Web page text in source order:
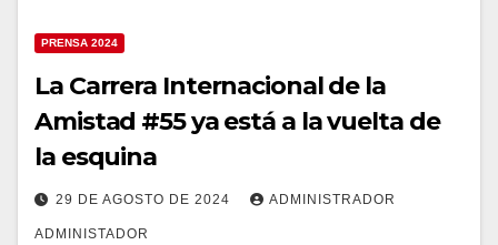
PRENSA 2024
La Carrera Internacional de la
Amistad #55 ya está a la vuelta de
la esquina
29 DE AGOSTO DE 2024 ADMINISTRADOR
ADMINISTADOR